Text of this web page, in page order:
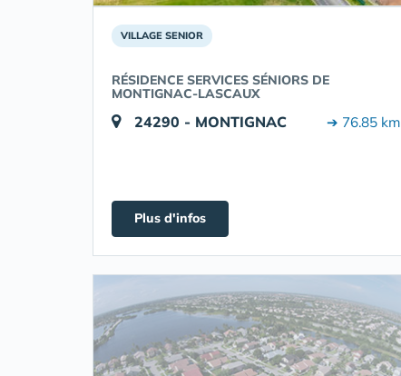
VILLAGE SENIOR
RÉSIDENCE SERVICES SÉNIORS DE
MONTIGNAC-LASCAUX
24290 - MONTIGNAC ➔ 76.85 km
Plus d'infos